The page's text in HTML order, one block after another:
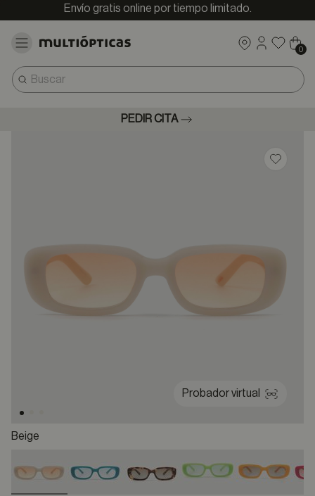
Envío gratis online por tiempo limitado.
0
PEDIR CITA
Probador virtual
Beige